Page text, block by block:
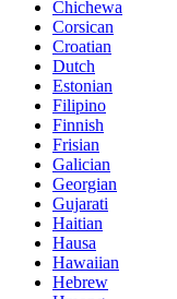
Chichewa
Corsican
Croatian
Dutch
Estonian
Filipino
Finnish
Frisian
Galician
Georgian
Gujarati
Haitian
Hausa
Hawaiian
Hebrew